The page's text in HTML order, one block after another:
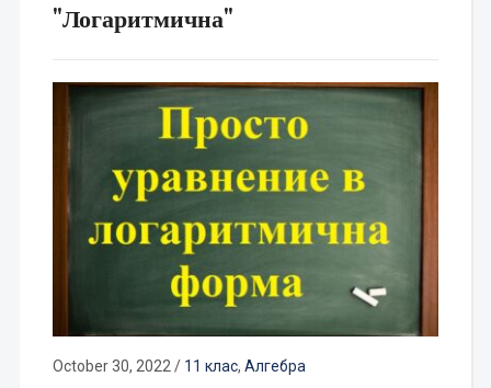
"Логаритмична"
October 30, 2022 / 11 клас, Алгебра